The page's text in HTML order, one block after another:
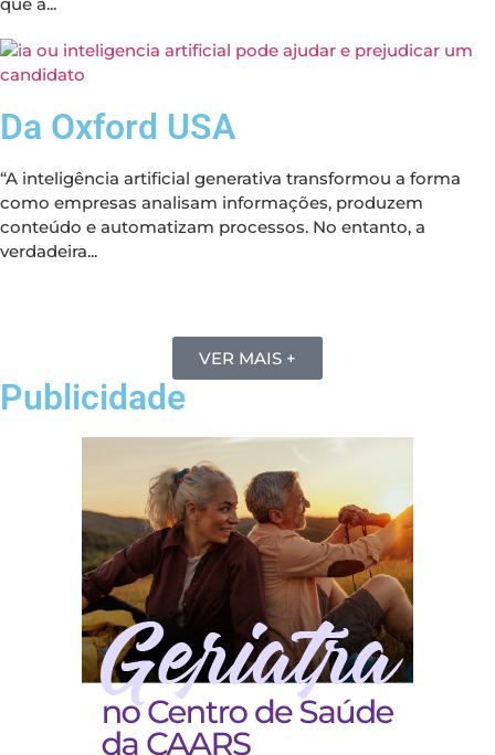
Da Oxford USA
“A inteligência artificial generativa transformou a forma
como empresas analisam informações, produzem
conteúdo e automatizam processos. No entanto, a
verdadeira...
VER MAIS +
Publicidade